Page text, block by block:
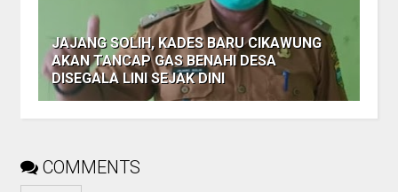
JAJANG SOLIH, KADES BARU CIKAWUNG
AKAN TANCAP GAS BENAHI DESA
DISEGALA LINI SEJAK DINI
COMMENTS